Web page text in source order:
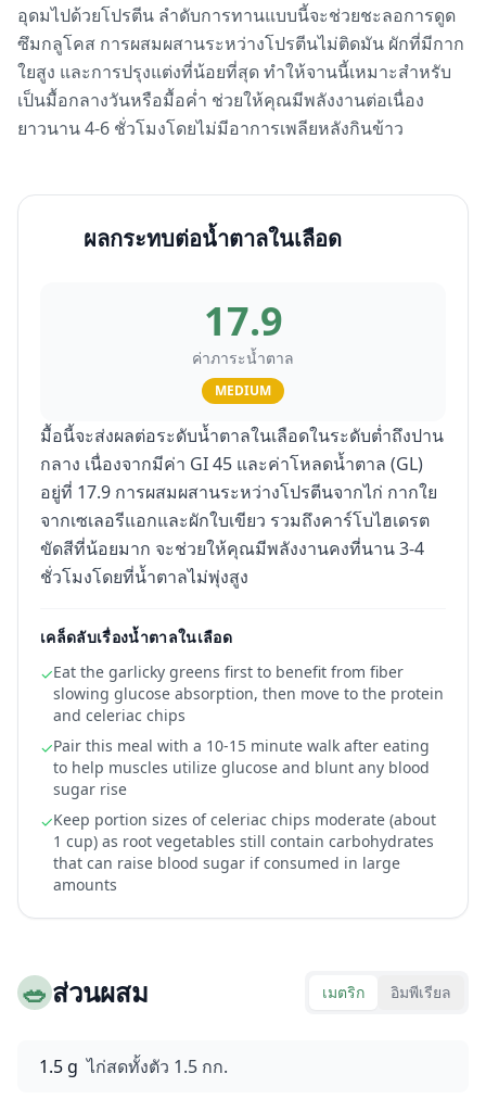
อุดมไปด้วยโปรตีน ลำดับการทานแบบนี้จะช่วยชะลอการดูด
ซึมกลูโคส การผสมผสานระหว่างโปรตีนไม่ติดมัน ผักที่มีกาก
ใยสูง และการปรุงแต่งที่น้อยที่สุด ทำให้จานนี้เหมาะสำหรับ
เป็นมื้อกลางวันหรือมื้อค่ำ ช่วยให้คุณมีพลังงานต่อเนื่อง
ยาวนาน 4-6 ชั่วโมงโดยไม่มีอาการเพลียหลังกินข้าว
ผลกระทบต่อน้ำตาลในเลือด
17.9
ค่าภาระน้ำตาล
MEDIUM
มื้อนี้จะส่งผลต่อระดับน้ำตาลในเลือดในระดับต่ำถึงปาน
กลาง เนื่องจากมีค่า GI 45 และค่าโหลดน้ำตาล (GL)
อยู่ที่ 17.9 การผสมผสานระหว่างโปรตีนจากไก่ กากใย
จากเซเลอรีแอกและผักใบเขียว รวมถึงคาร์โบไฮเดรต
ขัดสีที่น้อยมาก จะช่วยให้คุณมีพลังงานคงที่นาน 3-4
ชั่วโมงโดยที่น้ำตาลไม่พุ่งสูง
เคล็ดลับเรื่องน้ำตาลในเลือด
✓Eat the garlicky greens first to benefit from fiber
slowing glucose absorption, then move to the protein
and celeriac chips
✓Pair this meal with a 10-15 minute walk after eating
to help muscles utilize glucose and blunt any blood
sugar rise
✓Keep portion sizes of celeriac chips moderate (about
1 cup) as root vegetables still contain carbohydrates
that can raise blood sugar if consumed in large
amounts
🥗ส่วนผสม เมตริก อิมพีเรียล
1.5 g ไก่สดทั้งตัว 1.5 กก.